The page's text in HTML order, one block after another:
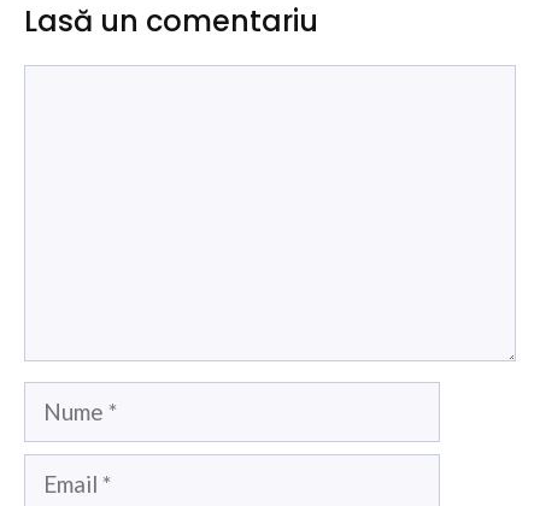
Lasă un comentariu
Nume
Email